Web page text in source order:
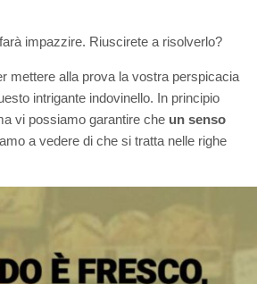
impazzire. Riuscirete a risolverlo?
mettere alla prova la vostra perspicacia
intrigante indovinello. In principio
vi possiamo garantire che un senso
a vedere di che si tratta nelle righe